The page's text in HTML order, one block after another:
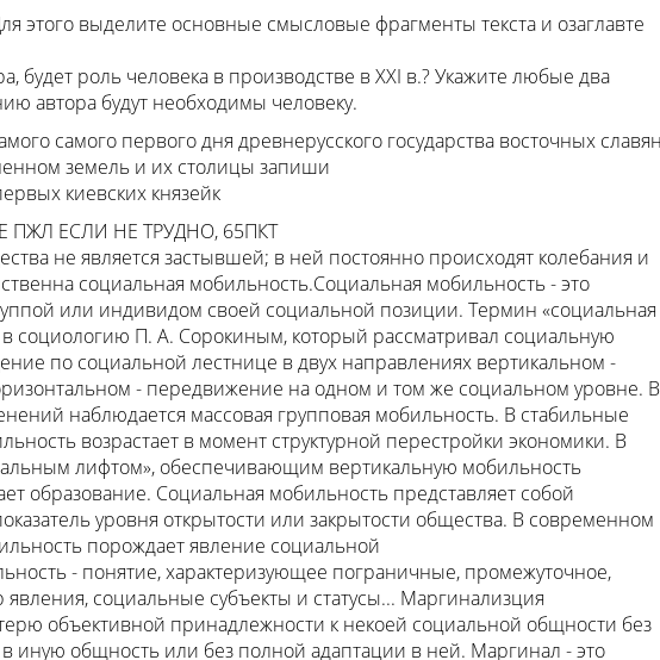
этого выделите основные смысловые фрагменты текста и озаглавте
будет роль человека в производстве в XXI в.? Укажите любые два
автора будут необходимы человеку.
самого первого дня древнерусского государства восточных
земель и их столицы запиши
киевских князейк
ЕСЛИ НЕ ТРУДНО, 65ПКТ
не является застывшей; в ней постоянно происходят колебания и
социальная мобильность.Социальная мобильность - это
или индивидом своей социальной позиции. Термин «социальная
социологию П. А. Сорокиным, который рассматривал социальную
по социальной лестнице в двух направлениях вертикальном -
- передвижение на одном и том же социальном уровне. В
наблюдается массовая групповая мобильность. В стабильные
возрастает в момент структурной перестройки экономики. В
лифтом», обеспечивающим вертикальную мобильность
образование. Социальная мобильность представляет собой
уровня открытости или закрытости общества. В современном
порождает явление социальной
- понятие, характеризующее пограничные, промежуточное,
явления, социальные субъекты и статусы... Маргинализция
объективной принадлежности к некоей социальной общности без
иную общность или без полной адаптации в ней. Маргинал - это